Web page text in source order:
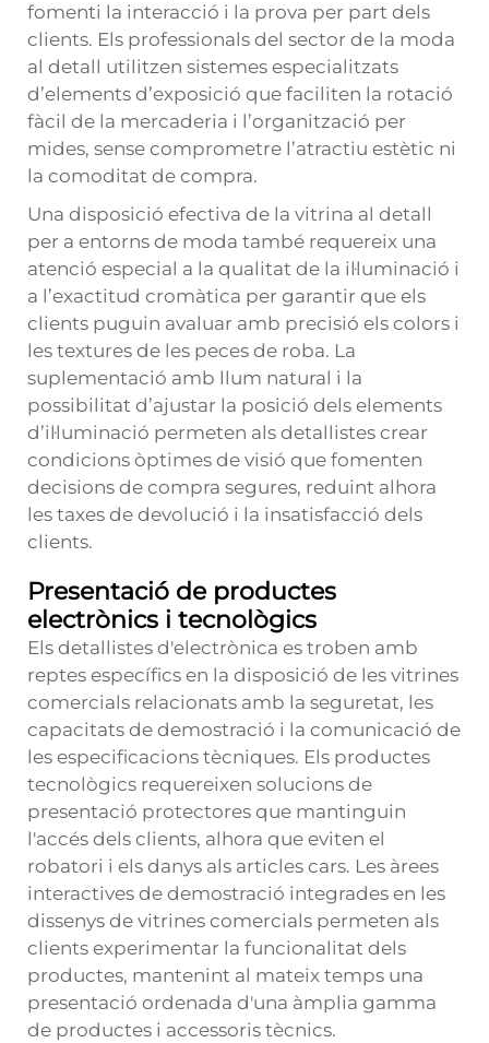
fomenti la interacció i la prova per part dels
clients. Els professionals del sector de la moda
al detall utilitzen sistemes especialitzats
d’elements d’exposició que faciliten la rotació
fàcil de la mercaderia i l’organització per
mides, sense comprometre l’atractiu estètic ni
la comoditat de compra.
Una disposició efectiva de la vitrina al detall
per a entorns de moda també requereix una
atenció especial a la qualitat de la il·luminació i
a l’exactitud cromàtica per garantir que els
clients puguin avaluar amb precisió els colors i
les textures de les peces de roba. La
suplementació amb llum natural i la
possibilitat d’ajustar la posició dels elements
d’il·luminació permeten als detallistes crear
condicions òptimes de visió que fomenten
decisions de compra segures, reduint alhora
les taxes de devolució i la insatisfacció dels
clients.
Presentació de productes
electrònics i tecnològics
Els detallistes d'electrònica es troben amb
reptes específics en la disposició de les vitrines
comercials relacionats amb la seguretat, les
capacitats de demostració i la comunicació de
les especificacions tècniques. Els productes
tecnològics requereixen solucions de
presentació protectores que mantinguin
l'accés dels clients, alhora que eviten el
robatori i els danys als articles cars. Les àrees
interactives de demostració integrades en les
dissenys de vitrines comercials permeten als
clients experimentar la funcionalitat dels
productes, mantenint al mateix temps una
presentació ordenada d'una àmplia gamma
de productes i accessoris tècnics.